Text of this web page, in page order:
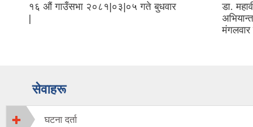
१६ औं गाउँसभा २०८१|०३|०५ गते बुधवार
|
डा.
मंगलवार
सेवाहरू
घटना दर्ता